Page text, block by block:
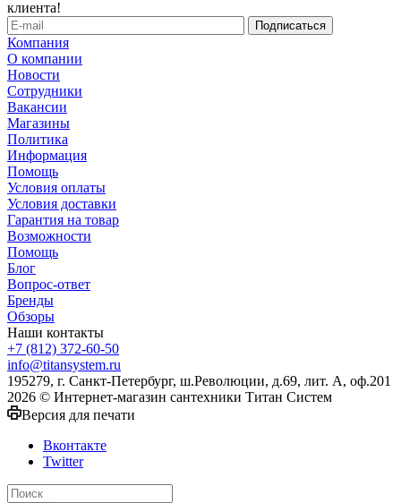
клиента!
Компания
О компании
Новости
Сотрудники
Вакансии
Магазины
Политика
Информация
Помощь
Условия оплаты
Условия доставки
Гарантия на товар
Возможности
Помощь
Блог
Вопрос-ответ
Бренды
Обзоры
Наши контакты
+7 (812) 372-60-50
info@titansystem.ru
195279, г. Санкт-Петербург, ш.Революции, д.69, лит. А, оф.201
2026 © Интернет-магазин сантехники Титан Систем
Версия для печати
Вконтакте
Twitter